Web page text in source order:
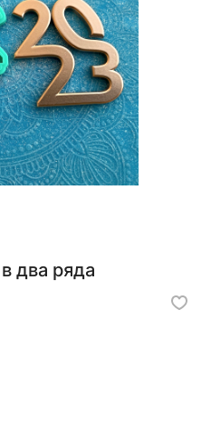
два ряда